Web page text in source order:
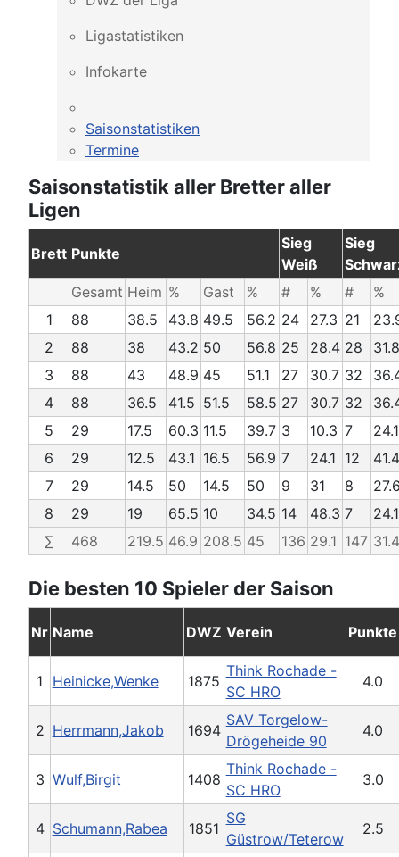
Ligastatistiken
Infokarte
Saisonstatistiken
Termine
Saisonstatistik aller Bretter aller
Ligen
Brett Punkte
Sieg
Weiß
Sieg
Gesamt Heim % Gast % # % #
%
1
88 38.5 43.8 49.5 56.2 24 27.3 21
2
88 38 43.2 50 56.8 25 28.4 28
31.8
3
88 43 48.9 45 51.1 27 30.7 32
4
88 36.5 41.5 51.5 58.5 27 30.7 32
5
29 17.5 60.3 11.5 39.7 3 10.3 7
24.1
6
29 12.5 43.1 16.5 56.9 7 24.1 12
41.4
7
29 14.5 50 14.5 50 9 31 8
8
29 19 65.5 10 34.5 14 48.3 7
24.1
∑
468 219.5 46.9 208.5 45 136 29.1 147 31.4
Die besten 10 Spieler der Saison
Nr Name DWZ Verein Punkte
1 Heinicke,Wenke 1875
Think Rochade -
SC HRO
4.0
2 Herrmann,Jakob 1694
SAV Torgelow-
Drögeheide 90
4.0
3 Wulf,Birgit 1408
Think Rochade -
SC HRO
3.0
4 Schumann,Rabea 1851
SG
Güstrow/Teterow
2.5